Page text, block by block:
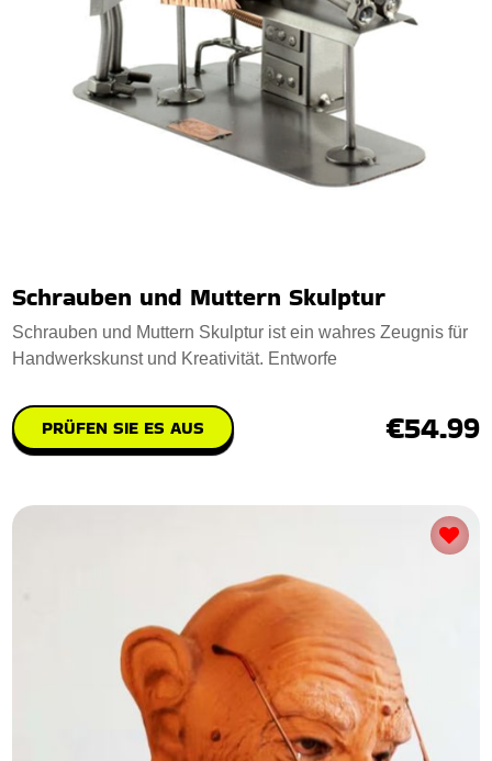
Schrauben und Muttern Skulptur
Schrauben und Muttern Skulptur ist ein wahres Zeugnis für
Handwerkskunst und Kreativität. Entworfe
PRÜFEN SIE ES AUS €54.99